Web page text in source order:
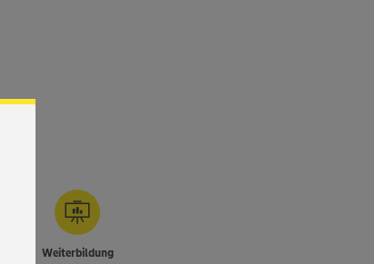
Weiterbildung